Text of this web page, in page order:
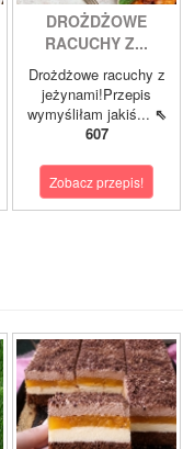
DROŻDŻOWE
RACUCHY Z...
Drożdżowe racuchy z
jeżynami!Przepis
wymyśliłam jakiś... ⇖
607
Zobacz przepis!